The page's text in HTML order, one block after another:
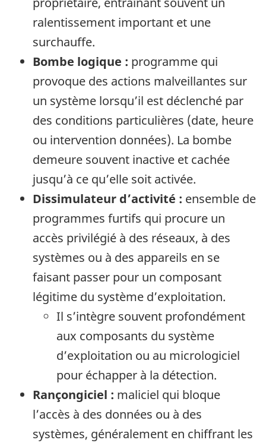
ralentissement important et une
surchauffe.
Bombe logique : programme qui
provoque des actions malveillantes sur
un système lorsqu’il est déclenché par
des conditions particulières (date, heure
ou intervention données). La bombe
demeure souvent inactive et cachée
jusqu’à ce qu’elle soit activée.
Dissimulateur d’activité : ensemble de
programmes furtifs qui procure un
accès privilégié à des réseaux, à des
systèmes ou à des appareils en se
faisant passer pour un composant
légitime du système d’exploitation.
Il s’intègre souvent profondément
aux composants du système
d’exploitation ou au micrologiciel
pour échapper à la détection.
Rançongiciel : maliciel qui bloque
l’accès à des données ou à des
systèmes, généralement en chiffrant les